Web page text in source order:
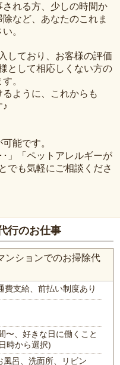
れる方、少しの時間か
など、あなたのこれま
。
しており、お客様の評価
として相応しくない方の
。
ように、これからも
♪
能です。
･」「ペットアレルギーが
でも気軽にご相談くださ
行のお仕事
ンションでのお掃除代
費支給、前払い制度あり
〜、好きな日に働くこと
時から選択)
風呂、洗面所、リビン